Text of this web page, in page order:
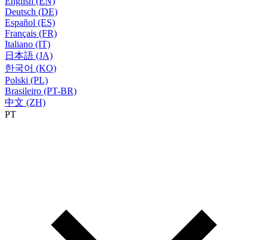
Deutsch (DE)
Español (ES)
Français (FR)
Italiano (IT)
日本語 (JA)
한국어 (KO)
Polski (PL)
Brasileiro (PT-BR)
中文 (ZH)
PT